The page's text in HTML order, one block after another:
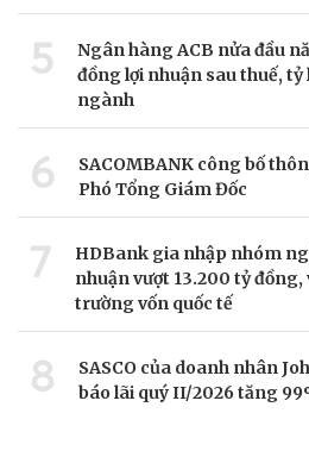
5
Ngân hàng ACB nửa đầu
đồng lợi nhuận sau thuế, tỷ
ngành
6
SACOMBANK công bố
Phó Tổng Giám Đốc
7
HDBank gia nhập nhóm
nhuận vượt 13.200 tỷ
trường vốn quốc tế
8
SASCO của doanh nhân
báo lãi quý II/2026 tăng